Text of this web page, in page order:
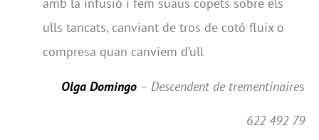
ulls tancats, canviant de tros de cotó fluix o
compresa quan canviem d’ull
Olga Domingo – Descendent de trementinaires
622 492 79